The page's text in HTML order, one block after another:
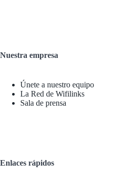
Nuestra empresa
Únete a nuestro equipo
La Red de Wifilinks
Sala de prensa
Enlaces rápidos